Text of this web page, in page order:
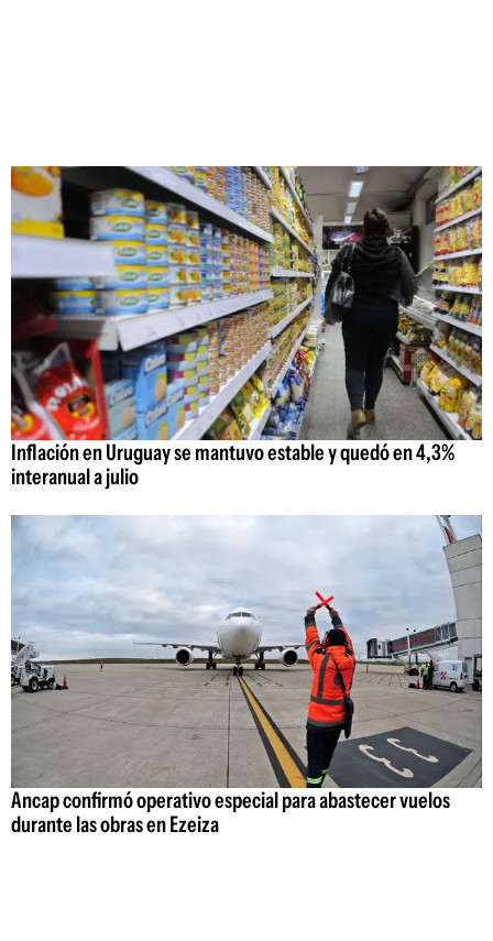
Inflación en Uruguay se mantuvo estable y quedó en 4,3%
interanual a julio
Ancap confirmó operativo especial para abastecer vuelos
durante las obras en Ezeiza